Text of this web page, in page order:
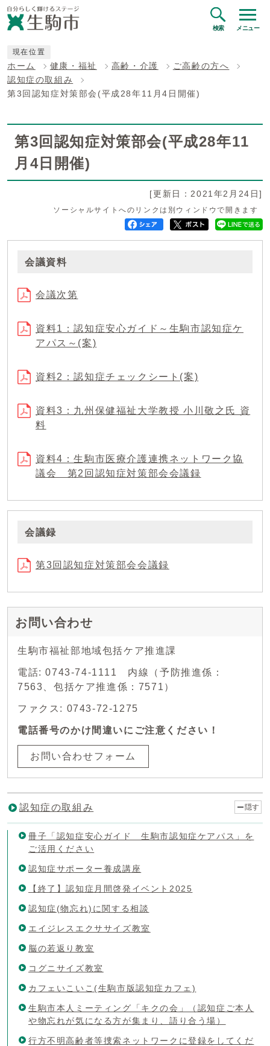
検索 メニュー
現在位置
ホーム 健康・福祉 高齢・介護
ご高齢の方へ
認知症の取組み
第3回認知症対策部会(平成28年11月4日開催)
第3回認知症対策部会(平成28年11
月4日開催)
[更新日：2021年2月24日]
ソーシャルサイトへのリンクは別ウィンドウで開きます
会議資料
会議次第
資料1：認知症安心ガイド～生駒市認知症ケ
アパス～(案)
資料2：認知症チェックシート(案)
資料3：九州保健福祉大学教授 小川敬之氏 資
料
資料4：生駒市医療介護連携ネットワーク協
議会 第2回認知症対策部会会議録
会議録
第3回認知症対策部会会議録
お問い合わせ
生駒市福祉部地域包括ケア推進課
電話: 0743-74-1111 内線（予防推進係：
7563、包括ケア推進係：7571）
ファクス: 0743-72-1275
電話番号のかけ間違いにご注意ください！
お問い合わせフォーム
認知症の取組み 隠す
冊子「認知症安心ガイド 生駒市認知症ケアパス」を
ご活用ください
認知症サポーター養成講座
【終了】認知症月間啓発イベント2025
認知症(物忘れ)に関する相談
エイジレスエクササイズ教室
脳の若返り教室
コグニサイズ教室
カフェいこいこ(生駒市版認知症カフェ)
生駒市本人ミーティング「キクの会」（認知症ご本人
や物忘れが気になる方が集まり、語り合う場）
行方不明高齢者等捜索ネットワークに登録をしてくだ